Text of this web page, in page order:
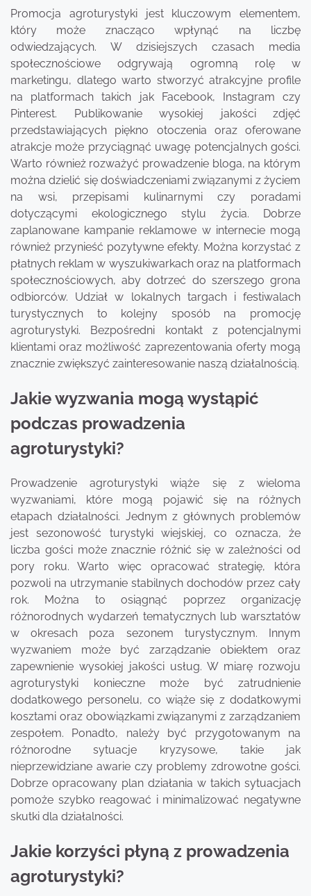
Promocja agroturystyki jest kluczowym elementem,
który może znacząco wpłynąć na liczbę
odwiedzających. W dzisiejszych czasach media
społecznościowe odgrywają ogromną rolę w
marketingu, dlatego warto stworzyć atrakcyjne profile
na platformach takich jak Facebook, Instagram czy
Pinterest. Publikowanie wysokiej jakości zdjęć
przedstawiających piękno otoczenia oraz oferowane
atrakcje może przyciągnąć uwagę potencjalnych gości.
Warto również rozważyć prowadzenie bloga, na którym
można dzielić się doświadczeniami związanymi z życiem
na wsi, przepisami kulinarnymi czy poradami
dotyczącymi ekologicznego stylu życia. Dobrze
zaplanowane kampanie reklamowe w internecie mogą
również przynieść pozytywne efekty. Można korzystać z
płatnych reklam w wyszukiwarkach oraz na platformach
społecznościowych, aby dotrzeć do szerszego grona
odbiorców. Udział w lokalnych targach i festiwalach
turystycznych to kolejny sposób na promocję
agroturystyki. Bezpośredni kontakt z potencjalnymi
klientami oraz możliwość zaprezentowania oferty mogą
znacznie zwiększyć zainteresowanie naszą działalnością.
Jakie wyzwania mogą wystąpić
podczas prowadzenia
agroturystyki?
Prowadzenie agroturystyki wiąże się z wieloma
wyzwaniami, które mogą pojawić się na różnych
etapach działalności. Jednym z głównych problemów
jest sezonowość turystyki wiejskiej, co oznacza, że
liczba gości może znacznie różnić się w zależności od
pory roku. Warto więc opracować strategię, która
pozwoli na utrzymanie stabilnych dochodów przez cały
rok. Można to osiągnąć poprzez organizację
różnorodnych wydarzeń tematycznych lub warsztatów
w okresach poza sezonem turystycznym. Innym
wyzwaniem może być zarządzanie obiektem oraz
zapewnienie wysokiej jakości usług. W miarę rozwoju
agroturystyki konieczne może być zatrudnienie
dodatkowego personelu, co wiąże się z dodatkowymi
kosztami oraz obowiązkami związanymi z zarządzaniem
zespołem. Ponadto, należy być przygotowanym na
różnorodne sytuacje kryzysowe, takie jak
nieprzewidziane awarie czy problemy zdrowotne gości.
Dobrze opracowany plan działania w takich sytuacjach
pomoże szybko reagować i minimalizować negatywne
skutki dla działalności.
Jakie korzyści płyną z prowadzenia
agroturystyki?